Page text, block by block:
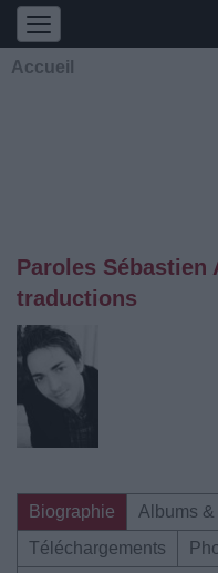
Accueil
Paroles Sébastien
traductions
Biographie
Albums
Téléchargements